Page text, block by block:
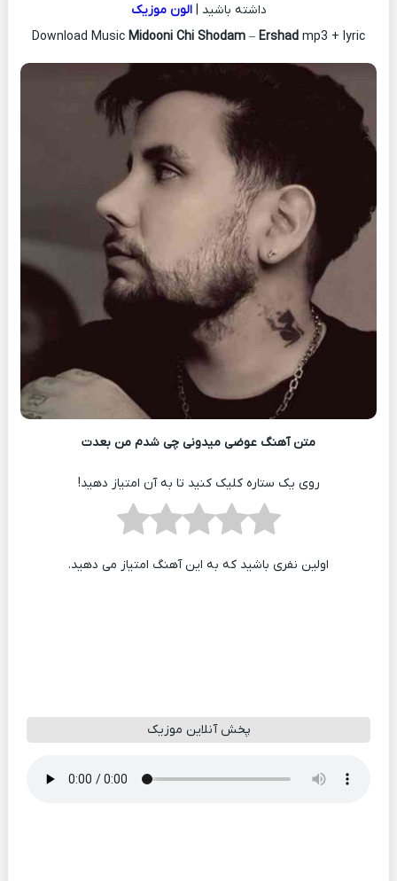
داشته باشید |الون موزیک
Download Music Midooni Chi Shodam – Ershad mp3 + lyric
متن آهنگ عوضی میدونی چی شدم من بعدت
روی یک ستاره کلیک کنید تا به آن امتیاز دهید!
اولین نفری باشید که به این آهنگ امتیاز می دهید.
پخش آنلاین موزیک